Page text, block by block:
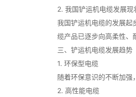
2. 我国铲运机电缆发展现
我国铲运机电缆的发展起
缆产品已逐步向高柔性、
三、铲运机电缆发展趋势
1. 环保型电缆
随着环保意识的不断加强
2. 高性能电缆